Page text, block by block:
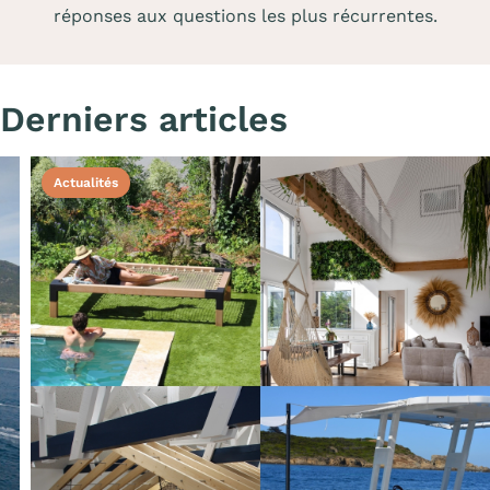
réponses aux questions les plus récurrentes.
Derniers articles
Actualités